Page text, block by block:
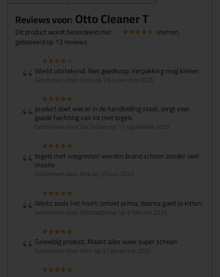
Reviews voor:Otto Cleaner T
Dit product wordt beoordeeld met sterren,
gebaseerd op13reviews
Werkt uitstekend. Niet goedkoop. Verpakking mag kleiner.
Geschreven door Sjors op 23 november 2025
product doet wat er in de handleiding staat, zorgt voor
goede hechting van kit met tegels
Geschreven door Jan Tolbert op 11 september 2025
tegels met voegresten werden brand schoon zonder veel
moeite
Geschreven door Rob op 25 juni 2025
Werkt zoals het hoort, ontvet prima, daarna goed te kitten.
Geschreven door Rztotaalbouw op 2 februari 2025
Geweldig product. Maakt alles weer super schoon
Geschreven door Wim op 27 december 2024